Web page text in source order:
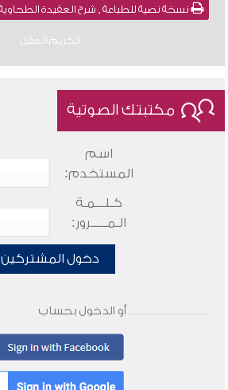
الكريم العقل
مكتبتك الصوتية
اسم
المستخدم:
كـلـــمـة
الـمـــــرور:
دخول المشتركين
أو الدخول بحساب